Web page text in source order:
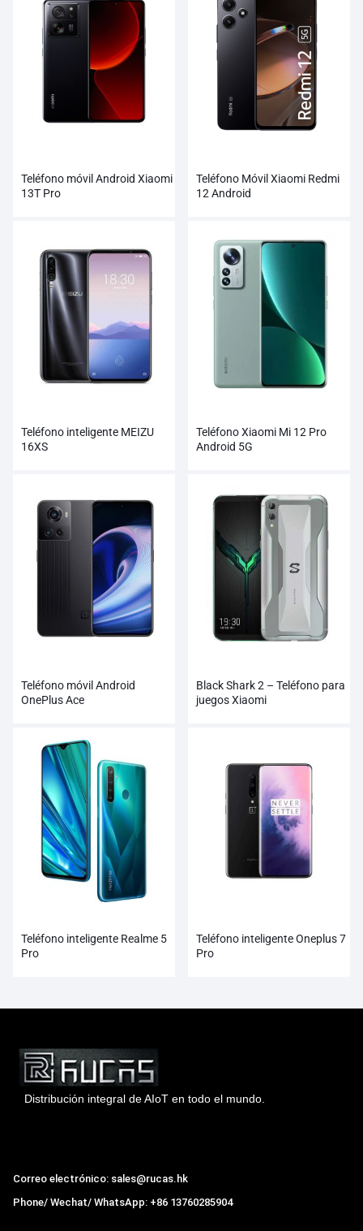
Teléfono móvil Android Xiaomi
13T Pro
Teléfono Móvil Xiaomi Redmi
12 Android
Teléfono inteligente MEIZU
16XS
Teléfono Xiaomi Mi 12 Pro
Android 5G
Teléfono móvil Android
OnePlus Ace
Black Shark 2 – Teléfono para
juegos Xiaomi
Teléfono inteligente Realme 5
Pro
Teléfono inteligente Oneplus 7
Pro
Distribución integral de AIoT en todo el mundo.
Correo electrónico: sales@rucas.hk
Phone/ Wechat/ WhatsApp: +86 13760285904